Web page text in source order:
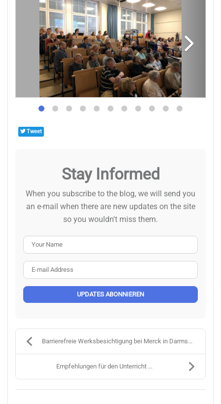
Tweet
Stay Informed
When you subscribe to the blog, we will send you
an e-mail when there are new updates on the site
so you wouldn't miss them.
UPDATES ABONNIEREN
Barrierefreie Werksbesichtigung bei Merck in Darms...
Empfehlungen für den Unterricht ...